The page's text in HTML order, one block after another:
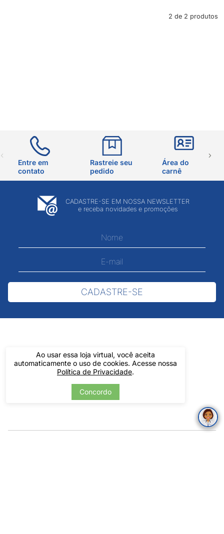
2 de 2 produtos
Ao usar essa loja virtual, você aceita
automaticamente o uso de cookies. Acesse nossa
Política de Privacidade.
Concordo
Entre em
contato
Rastreie seu
pedido
Área do
carnê
CADASTRE-SE EM NOSSA NEWSLETTER
e receba novidades e promoções
CADASTRE-SE
Verificada
por